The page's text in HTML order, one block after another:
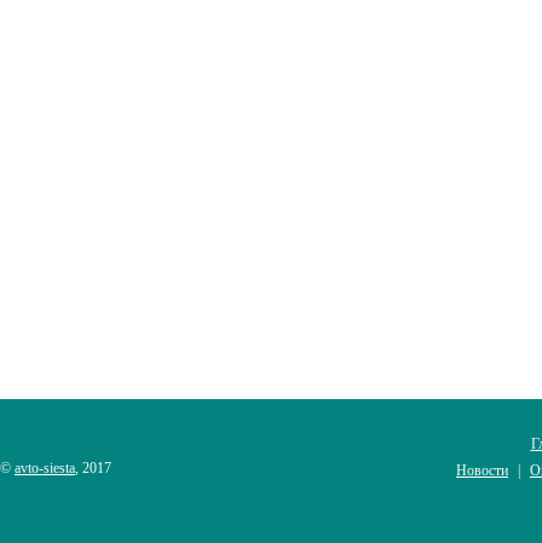
© avto-siesta, 2017
Новости